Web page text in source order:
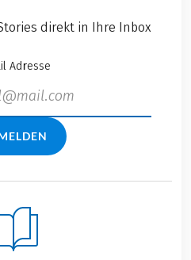
direkt in Ihre Inbox
Adresse